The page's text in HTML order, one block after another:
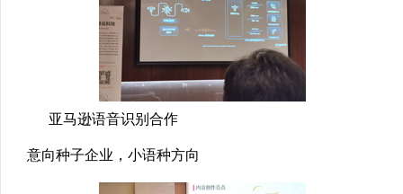
亚马逊语音识别合作
意向种子企业，小语种方向